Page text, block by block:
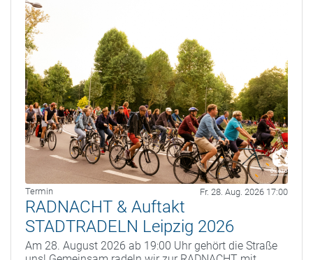
Termin Fr. 28. Aug. 2026 17:00
RADNACHT & Auftakt
STADTRADELN Leipzig 2026
Am 28. August 2026 ab 19:00 Uhr gehört die Straße